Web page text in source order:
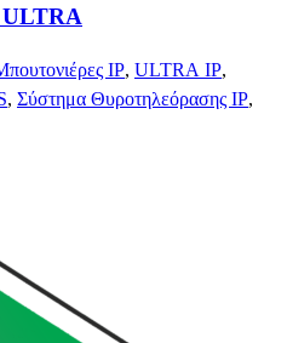
IP, ULTRA IP,
, Σύστημα Θυροτηλεόρασης IP,